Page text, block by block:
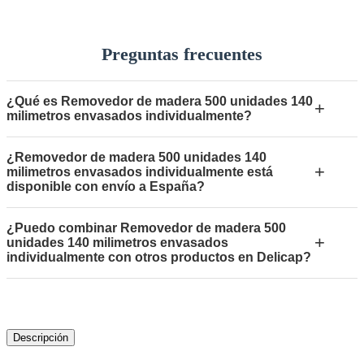
Preguntas frecuentes
¿Qué es Removedor de madera 500 unidades 140
milimetros envasados individualmente?
+
¿Removedor de madera 500 unidades 140
milimetros envasados individualmente está
disponible con envío a España?
+
¿Puedo combinar Removedor de madera 500
unidades 140 milimetros envasados
individualmente con otros productos en Delicap?
+
Descripción